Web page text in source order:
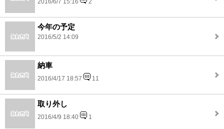
2016/6/7 15:16 2
今年の予定
2016/5/2 14:09
納車
2016/4/17 18:57 11
取り外し
2016/4/9 18:40 1